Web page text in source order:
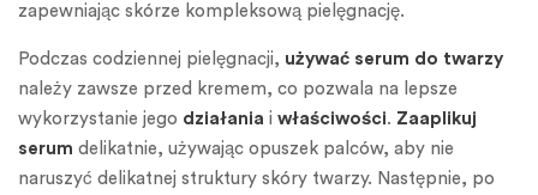
zapewniając skórze kompleksową pielęgnację.
Podczas codziennej pielęgnacji, używać serum do twarzy
należy zawsze przed kremem, co pozwala na lepsze
wykorzystanie jego działania i właściwości. Zaaplikuj
serum delikatnie, używając opuszek palców, aby nie
naruszyć delikatnej struktury skóry twarzy. Następnie, po